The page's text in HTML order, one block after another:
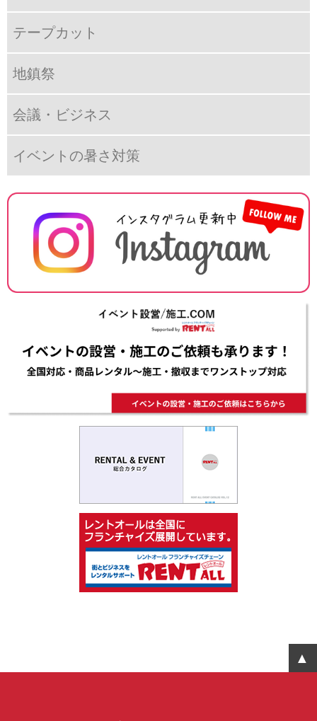
テープカット
地鎮祭
会議・ビジネス
イベントの暑さ対策